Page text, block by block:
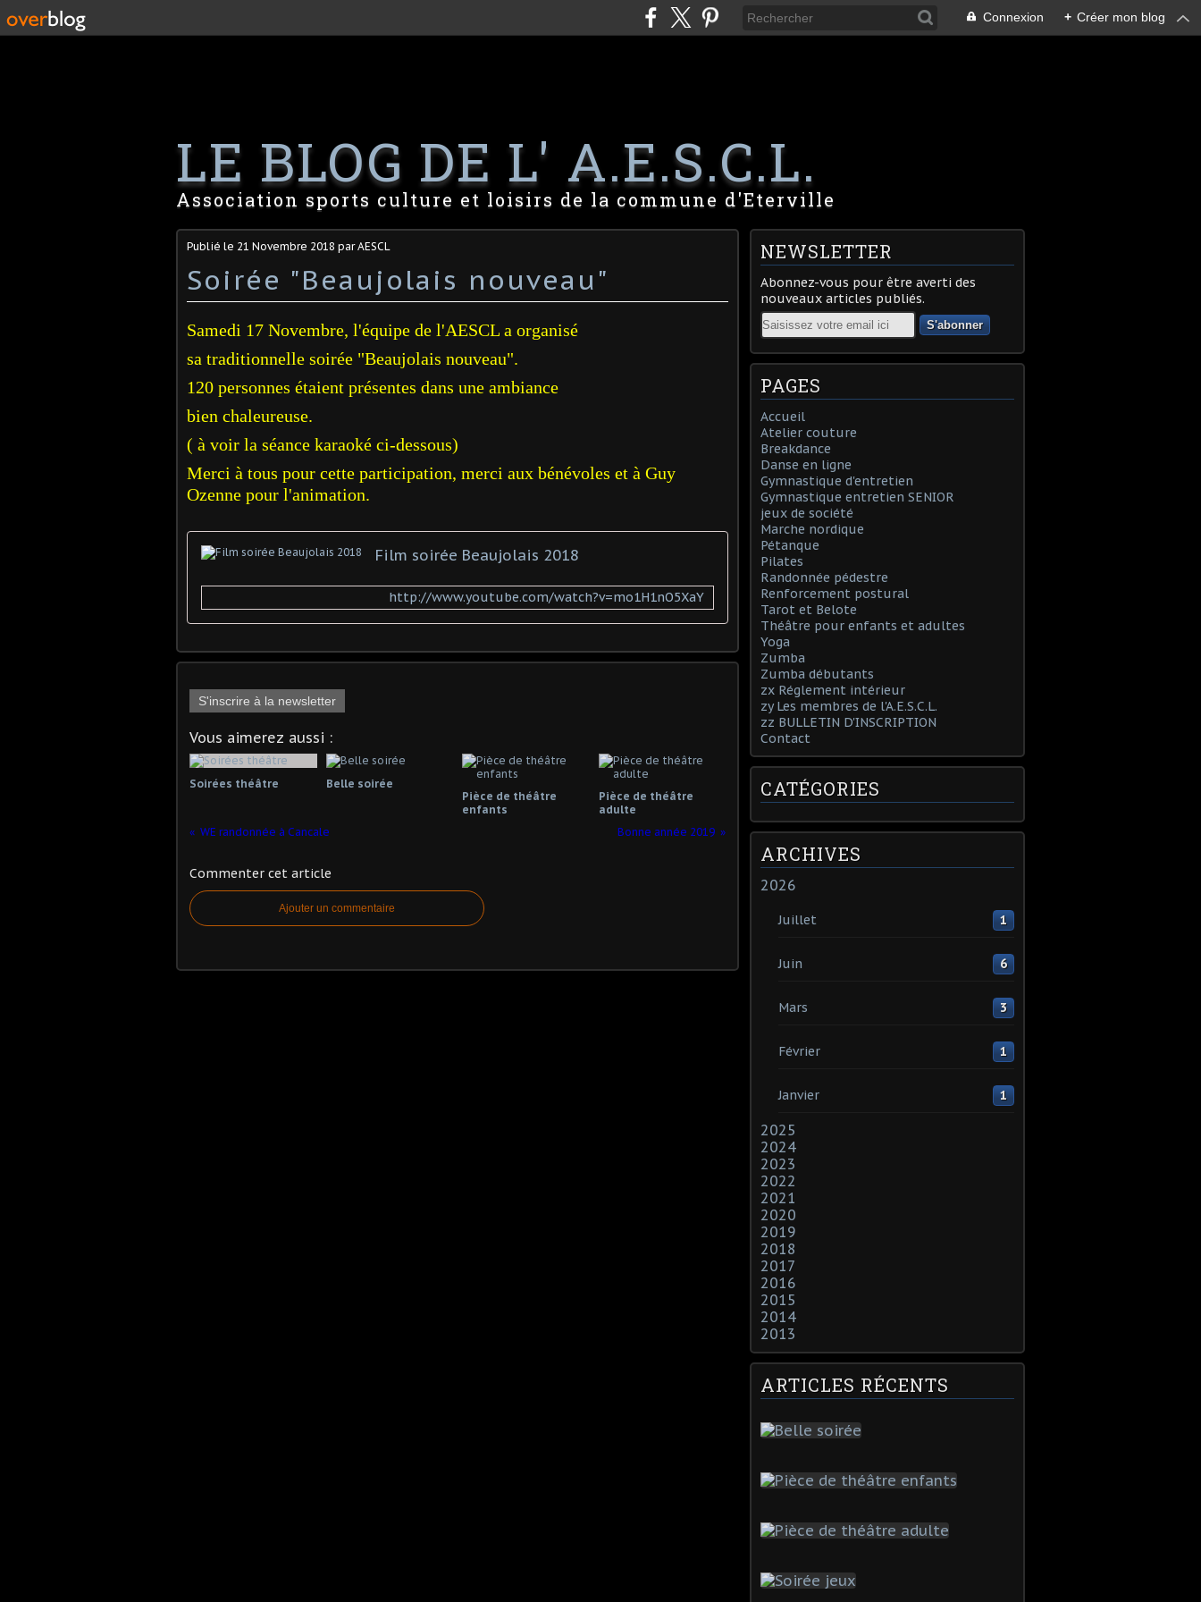
Connexion + Créer mon blog
LE BLOG DE L' A.E.S.C.L.
Association sports culture et loisirs de la commune d'Eterville
Publié le 21 Novembre 2018 par AESCL
Soirée "Beaujolais nouveau"
Samedi 17 Novembre, l'équipe de l'AESCL a organisé
sa traditionnelle soirée "Beaujolais nouveau".
120 personnes étaient présentes dans une ambiance
bien chaleureuse.
( à voir la séance karaoké ci-dessous)
Merci à tous pour cette participation, merci aux bénévoles et à Guy
Ozenne pour l'animation.
Film soirée Beaujolais 2018
http://www.youtube.com/watch?v=mo1H1nO5XaY
S'inscrire à la newsletter
Vous aimerez aussi :
Soirées théâtre
Belle soirée
Pièce de théâtre
enfants
Pièce de théâtre
adulte
WE randonnée à Cancale
Bonne année 2019
Commenter cet article
Ajouter un commentaire
NEWSLETTER
Abonnez-vous pour être averti des
nouveaux articles publiés.
Email
PAGES
Accueil
Atelier couture
Breakdance
Danse en ligne
Gymnastique d'entretien
Gymnastique entretien SENIOR
jeux de société
Marche nordique
Pétanque
Pilates
Randonnée pédestre
Renforcement postural
Tarot et Belote
Théâtre pour enfants et adultes
Yoga
Zumba
Zumba débutants
zx Réglement intérieur
zy Les membres de l'A.E.S.C.L.
zz BULLETIN D'INSCRIPTION
Contact
CATÉGORIES
ARCHIVES
2026
Juillet 1
Juin 6
Mars 3
Février 1
Janvier 1
2025
2024
2023
2022
2021
2020
2019
2018
2017
2016
2015
2014
2013
ARTICLES RÉCENTS